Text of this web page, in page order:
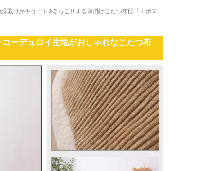
縁取りがキュート♪ほっこりする薄掛けこたつ布団『エポス
ーデュロイ生地がおしゃれなこたつ布